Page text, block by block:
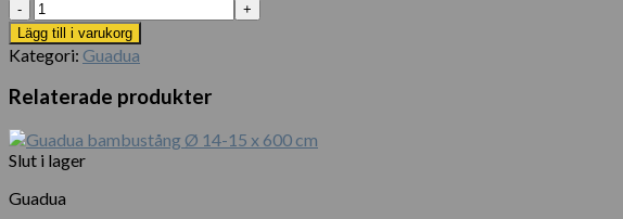
Bambusstång
Guadua
Ø
7-
9
x
cm
mängd
Lägg till i varukorg
Kategori: Guadua
Relaterade produkter
Slut i lager
Guadua